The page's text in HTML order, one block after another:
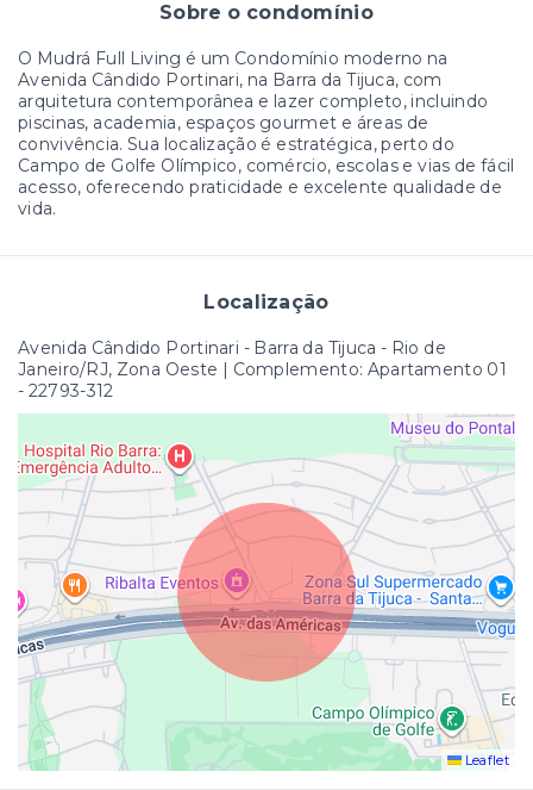
Sobre o condomínio
O Mudrá Full Living é um Condomínio moderno na
Avenida Cândido Portinari, na Barra da Tijuca, com
arquitetura contemporânea e lazer completo, incluindo
piscinas, academia, espaços gourmet e áreas de
convivência. Sua localização é estratégica, perto do
Campo de Golfe Olímpico, comércio, escolas e vias de fácil
acesso, oferecendo praticidade e excelente qualidade de
vida.
Localização
Avenida Cândido Portinari - Barra da Tijuca - Rio de
Janeiro/RJ, Zona Oeste | Complemento: Apartamento 01
- 22793-312
Leaflet